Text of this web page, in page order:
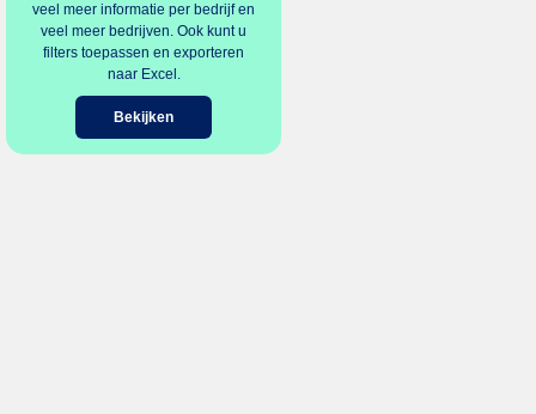
veel meer informatie per bedrijf en
veel meer bedrijven. Ook kunt u
filters toepassen en exporteren
naar Excel.
Bekijken